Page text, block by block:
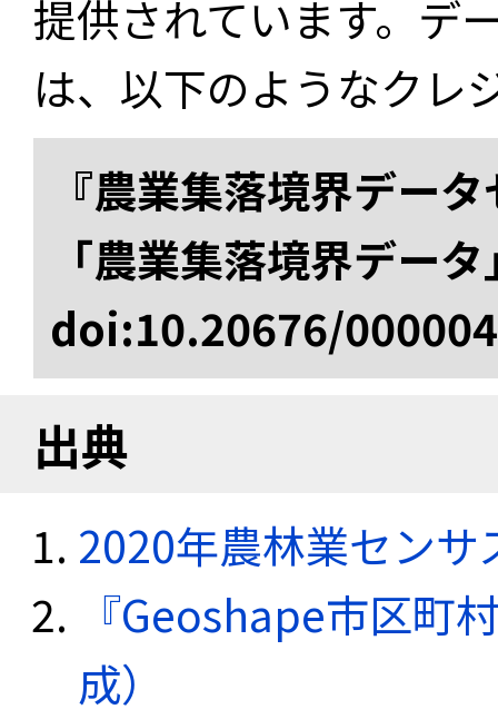
提供されています。デ
は、以下のようなクレ
『農業集落境界デー
「農業集落境界デー
doi:10.20676/
出典
2020年農林業セン
『Geoshape市区町
成）